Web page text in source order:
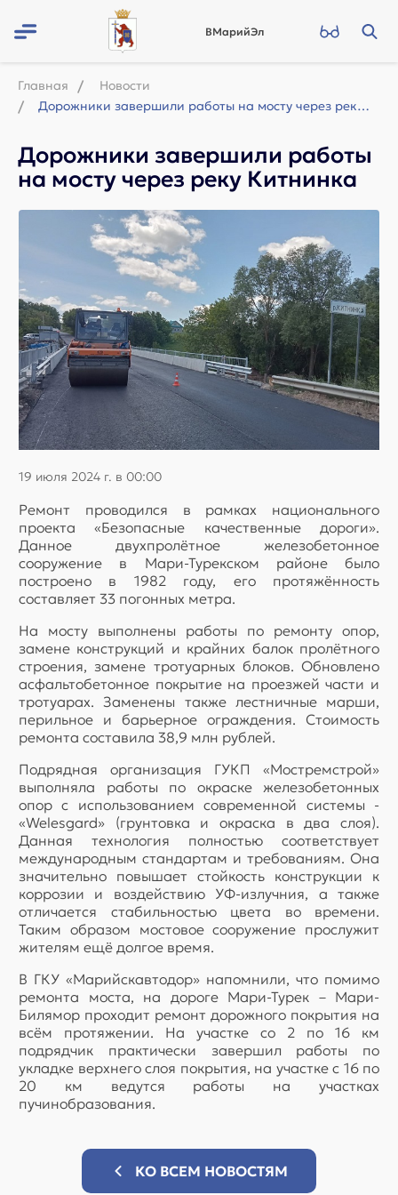
ВМарийЭл
Главная
Новости
Дорожники завершили работы на мосту через реку Китнинка
Дорожники завершили работы
на мосту через реку Китнинка
19 июля 2024 г. в 00:00
Ремонт проводился в рамках национального
проекта «Безопасные качественные дороги».
Данное двухпролётное железобетонное
сооружение в Мари-Турекском районе было
построено в 1982 году, его протяжённость
составляет 33 погонных метра.
На мосту выполнены работы по ремонту опор,
замене конструкций и крайних балок пролётного
строения, замене тротуарных блоков. Обновлено
асфальтобетонное покрытие на проезжей части и
тротуарах. Заменены также лестничные марши,
перильное и барьерное ограждения. Стоимость
ремонта составила 38,9 млн рублей.
Подрядная организация ГУКП «Мостремстрой»
выполняла работы по окраске железобетонных
опор с использованием современной системы -
«Welesgard» (грунтовка и окраска в два слоя).
Данная технология полностью соответствует
международным стандартам и требованиям. Она
значительно повышает стойкость конструкции к
коррозии и воздействию УФ-излучния, а также
отличается стабильностью цвета во времени.
Таким образом мостовое сооружение прослужит
жителям ещё долгое время.
В ГКУ «Марийскавтодор» напомнили, что помимо
ремонта моста, на дороге Мари-Турек – Мари-
Билямор проходит ремонт дорожного покрытия на
всём протяжении. На участке со 2 по 16 км
подрядчик практически завершил работы по
укладке верхнего слоя покрытия, на участке с 16 по
20 км ведутся работы на участках
пучинобразования.
КО ВСЕМ НОВОСТЯМ